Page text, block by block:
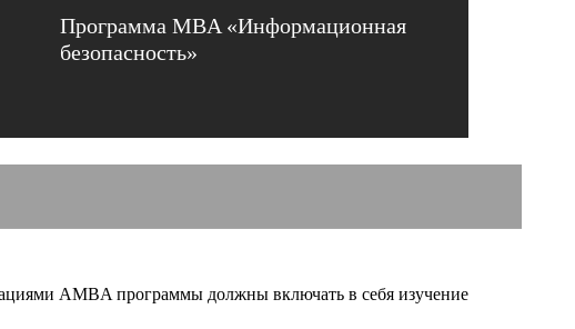
Программа MBA «Информационная
безопасность»
AMBA программы должны включать в себя изучение